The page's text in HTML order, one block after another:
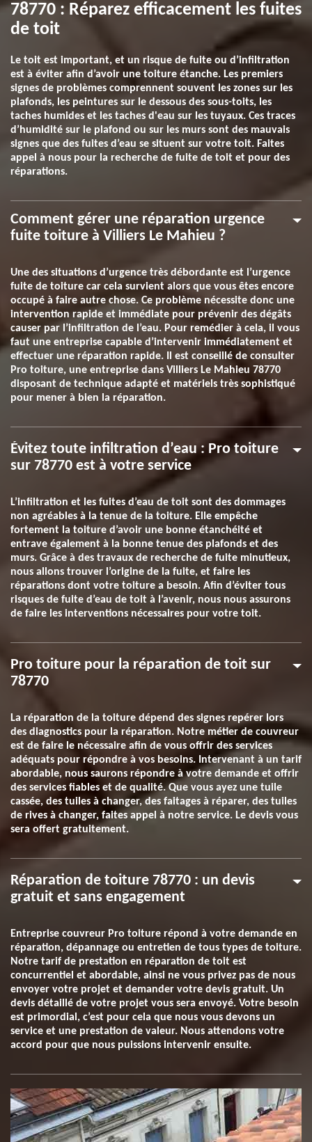
78770 : Réparez efficacement les fuites
de toit
Le toit est important, et un risque de fuite ou d’infiltration
est à éviter afin d’avoir une toiture étanche. Les premiers
signes de problèmes comprennent souvent les zones sur les
plafonds, les peintures sur le dessous des sous-toits, les
taches humides et les taches d'eau sur les tuyaux. Ces traces
d’humidité sur le plafond ou sur les murs sont des mauvais
signes que des fuites d’eau se situent sur votre toit. Faites
appel à nous pour la recherche de fuite de toit et pour des
réparations.
Comment gérer une réparation urgence
fuite toiture à Villiers Le Mahieu ?
Une des situations d’urgence très débordante est l’urgence
fuite de toiture car cela survient alors que vous êtes encore
occupé à faire autre chose. Ce problème nécessite donc une
intervention rapide et immédiate pour prévenir des dégâts
causer par l’infiltration de l’eau. Pour remédier à cela, il vous
faut une entreprise capable d’intervenir immédiatement et
effectuer une réparation rapide. Il est conseillé de consulter
Pro toiture, une entreprise dans Villiers Le Mahieu 78770
disposant de technique adapté et matériels très sophistiqué
pour mener à bien la réparation.
Évitez toute infiltration d’eau : Pro toiture
sur 78770 est à votre service
L’infiltration et les fuites d’eau de toit sont des dommages
non agréables à la tenue de la toiture. Elle empêche
fortement la toiture d’avoir une bonne étanchéité et
entrave également à la bonne tenue des plafonds et des
murs. Grâce à des travaux de recherche de fuite minutieux,
nous allons trouver l’origine de la fuite, et faire les
réparations dont votre toiture a besoin. Afin d’éviter tous
risques de fuite d’eau de toit à l’avenir, nous nous assurons
de faire les interventions nécessaires pour votre toit.
Pro toiture pour la réparation de toit sur
78770
La réparation de la toiture dépend des signes repérer lors
des diagnostics pour la réparation. Notre métier de couvreur
est de faire le nécessaire afin de vous offrir des services
adéquats pour répondre à vos besoins. Intervenant à un tarif
abordable, nous saurons répondre à votre demande et offrir
des services fiables et de qualité. Que vous ayez une tuile
cassée, des tuiles à changer, des faitages à réparer, des tuiles
de rives à changer, faites appel à notre service. Le devis vous
sera offert gratuitement.
Réparation de toiture 78770 : un devis
gratuit et sans engagement
Entreprise couvreur Pro toiture répond à votre demande en
réparation, dépannage ou entretien de tous types de toiture.
Notre tarif de prestation en réparation de toit est
concurrentiel et abordable, ainsi ne vous privez pas de nous
envoyer votre projet et demander votre devis gratuit. Un
devis détaillé de votre projet vous sera envoyé. Votre besoin
est primordial, c’est pour cela que nous vous devons un
service et une prestation de valeur. Nous attendons votre
accord pour que nous puissions intervenir ensuite.